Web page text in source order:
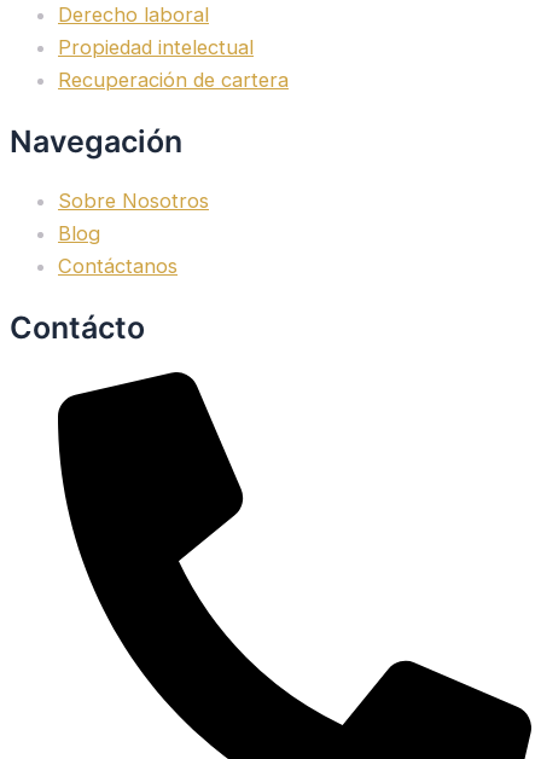
Derecho laboral
Propiedad intelectual
Recuperación de cartera
Navegación
Sobre Nosotros
Blog
Contáctanos
Contácto